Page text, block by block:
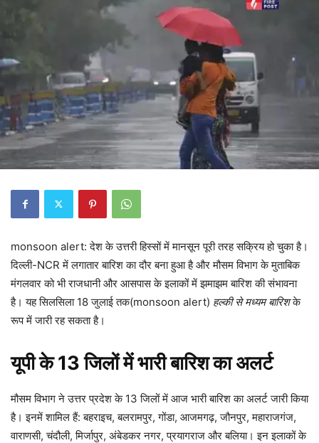
monsoon alert: देश के उत्तरी हिस्सों में मानसून पूरी तरह सक्रिय हो चुका है।
दिल्ली-NCR में लगातार बारिश का दौर बना हुआ है और मौसम विभाग के मुताबिक
मंगलवार को भी राजधानी और आसपास के इलाकों में झमाझम बारिश की संभावना
है। यह सिलसिला 18 जुलाई तक(monsoon alert) हल्की से मध्यम बारिशके
रूप में जारी रह सकता है।
यूपी के 13 जिलों में भारी बारिश का अलर्ट
मौसम विभाग ने उत्तर प्रदेश के 13 जिलों में आज भारी बारिश का अलर्ट जारी किया
है। इनमें शामिल हैं: बहराइच, बलरामपुर, गोंडा, आजमगढ़, जौनपुर, महाराजगंज,
वाराणसी, चंदौली, मिर्जापुर, अंबेडकर नगर, प्रयागराज और बलिया। इन इलाकों के